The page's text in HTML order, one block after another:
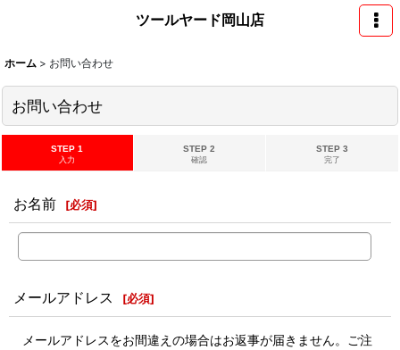
ツールヤード岡山店
ホーム > お問い合わせ
お問い合わせ
STEP 1
入力
STEP 2
確認
STEP 3
完了
お名前 [必須]
メールアドレス [必須]
メールアドレスをお間違えの場合はお返事が届きません。ご注